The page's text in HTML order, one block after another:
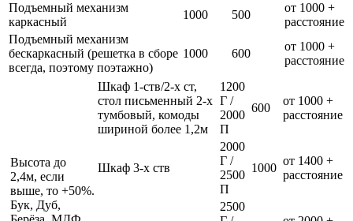
Подъемный механизм
каркасный
1000 500
от 1000 +
расстояние
Подъемный механизм
бескаркасный (решетка в сборе
всегда, поэтому поэтажно)
1000 600
от 1000 +
расстояние
Высота до
2,4м, если
выше, то +50%.
Бук, Дуб,
Шкаф 1-ств/2-х ст,
стол письменный 2-х
тумбовый, комоды
шириной более 1,2м
1200
Г /
2000
П
600
от 1000 +
расстояние
Шкаф 3-х ств
2000
Г /
2500
П
1000
от 1400 +
расстояние
2500